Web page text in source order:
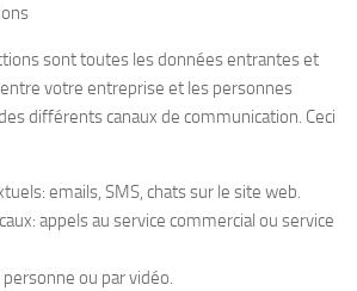
sont toutes les données entrantes et
votre entreprise et les personnes
différents canaux de communication. Ceci
emails, SMS, chats sur le site web.
appels au service commercial ou service
ou par vidéo.